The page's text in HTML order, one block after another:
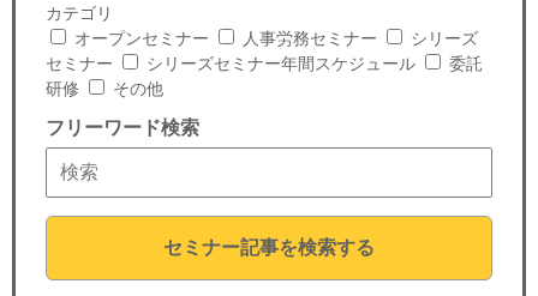
コンサルティング
リサーチ
セミナー
経済ニュース
カテゴリ
オープンセミナー
人事労務セミナー
シリーズ
セミナー
シリーズセミナー年間スケジュール
委託
研修
その他
フリーワード検索
セミナー記事を検索する